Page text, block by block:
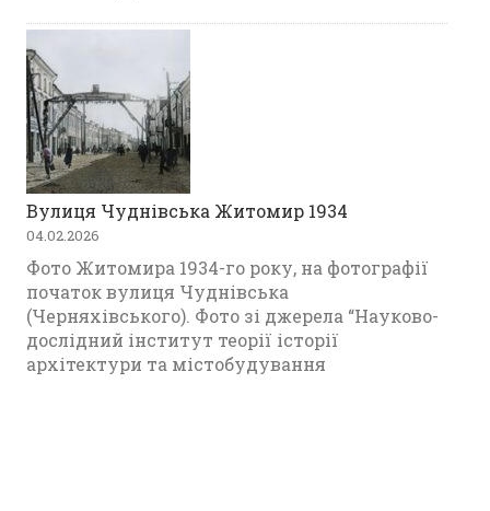
Вулиця Чуднівська Житомир 1934
04.02.2026
Фото Житомира 1934-го року, на фотографії
початок вулиця Чуднівська
(Черняхівського). Фото зі джерела “Науково-
дослідний інститут теорії історії
архітектури та містобудування